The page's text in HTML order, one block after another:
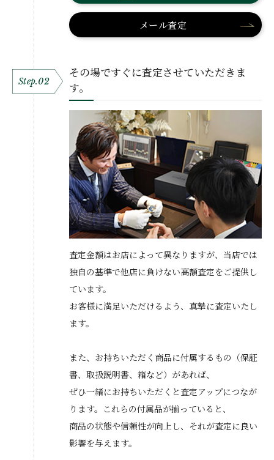
メール査定
Step.02
その場ですぐに査定させていただきま
す。
査定金額はお店によって異なりますが、当店では
独自の基準で他店に負けない高額査定をご提供し
ています。
お客様に満足いただけるよう、真摯に査定いたし
ます。
また、お持ちいただく商品に付属するもの（保証
書、取扱説明書、箱など）があれば、
ぜひ一緒にお持ちいただくと査定アップにつなが
ります。これらの付属品が揃っていると、
商品の状態や信頼性が向上し、それが査定に良い
影響を与えます。